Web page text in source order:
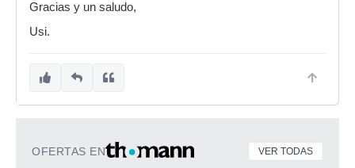
Gracias y un saludo,
Usi.
OFERTAS EN VER TODAS